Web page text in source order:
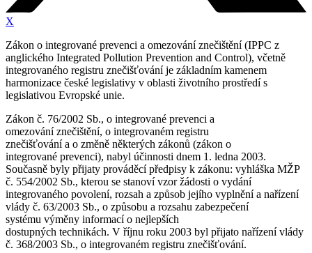
X
Zákon o integrované prevenci a omezování znečištění (IPPC z
anglického Integrated Pollution Prevention and Control), včetně
integrovaného registru znečišťování je základním kamenem
harmonizace české legislativy v oblasti životního prostředí s
legislativou Evropské unie.
Zákon č. 76/2002 Sb., o integrované prevenci a
omezování znečištění, o integrovaném registru
znečišťování a o změně některých zákonů (zákon o
integrované prevenci), nabyl účinnosti dnem 1. ledna 2003.
Současně byly přijaty prováděcí předpisy k zákonu: vyhláška MŽP
č. 554/2002 Sb., kterou se stanoví vzor žádosti o vydání
integrovaného povolení, rozsah a způsob jejího vyplnění a nařízení
vlády č. 63/2003 Sb., o způsobu a rozsahu zabezpečení
systému výměny informací o nejlepších
dostupných technikách. V říjnu roku 2003 byl přijato nařízení vlády
č. 368/2003 Sb., o integrovaném registru znečišťování.